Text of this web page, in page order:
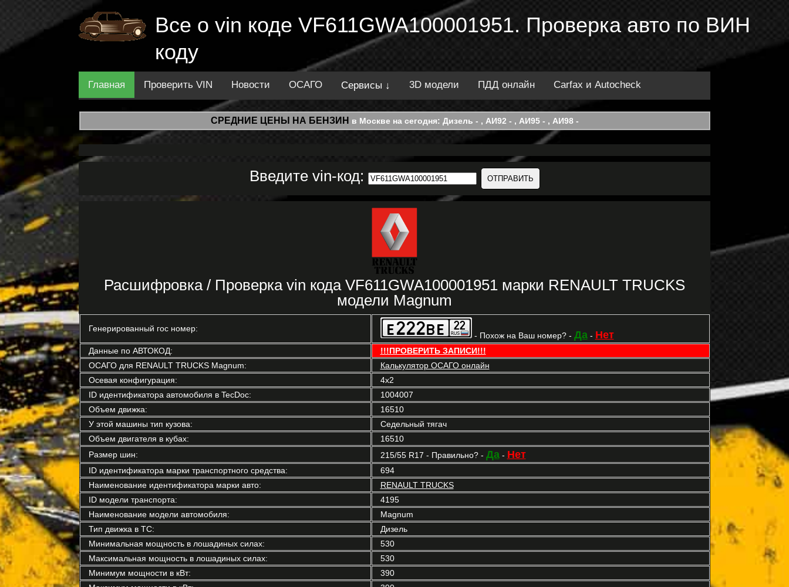
Все о vin коде VF611GWA100001951. Проверка авто по ВИН
коду
Главная Проверить VIN Новости ОСАГО Сервисы ↓ 3D модели ПДД онлайн Carfax и Autocheck
СРЕДНИЕ ЦЕНЫ НА БЕНЗИН в Москве на сегодня: Дизель - , АИ92 - , АИ95 - , АИ98 -
Введите vin-код:
Расшифровка / Проверка vin кода VF611GWA100001951 марки RENAULT TRUCKS
модели Magnum
Генерированный гос номер:
- Похож на Ваш номер? - Да- Нет
Данные по АВТОКОД:
!!!ПРОВЕРИТЬ ЗАПИСИ!!!
ОСАГО для RENAULT TRUCKS Magnum:
Калькулятор ОСАГО онлайн
Осевая конфигурация:
4x2
ID идентификатора автомобиля в TecDoc:
1004007
Объем движка:
16510
У этой машины тип кузова:
Седельный тягач
Объем двигателя в кубах:
16510
Размер шин:
215/55 R17 - Правильно? - Да- Нет
ID идентификатора марки транспортного средства:
694
Наименование идентификатора марки авто:
RENAULT TRUCKS
ID модели транспорта:
4195
Наименование модели автомобиля:
Magnum
Тип движка в ТС:
Дизель
Минимальная мощность в лошадиных силах:
530
Максимальная мощность в лошадиных силах:
530
Минимум мощности в кВт:
390